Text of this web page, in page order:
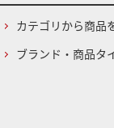
カテゴリから商品
ブランド・商品タ